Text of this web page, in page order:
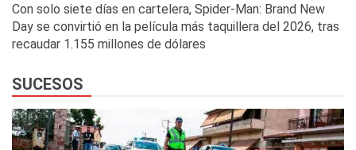
Con solo siete días en cartelera, Spider-Man: Brand New
Day se convirtió en la película más taquillera del 2026, tras
recaudar 1.155 millones de dólares
SUCESOS